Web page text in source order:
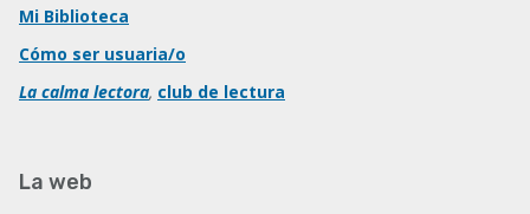
Mi Biblioteca
Cómo ser usuaria/o
La calma lectora, club de lectura
La web